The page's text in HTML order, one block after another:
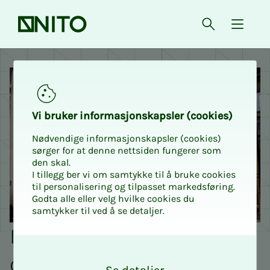
Forsiden Åpne søk
{
NITO - Norges Ingeniør- og
Din støttespiller - på jobb
og privat
Vi bru­ker in­for­ma­sjons­kaps­ler (cookies)
Nødvendige informasjonskapsler (cookies)
sørger for at denne nettsiden fungerer som
den skal.
I tillegg ber vi om samtykke til å bruke cookies
til personalisering og tilpasset markedsføring.
Godta alle eller velg hvilke cookies du
samtykker til ved å se detaljer.